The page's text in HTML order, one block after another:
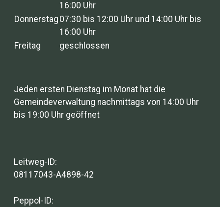
16:00 Uhr
Donnerstag 07:30 bis 12:00 Uhr und 14:00 Uhr bis
16:00 Uhr
Freitag
geschlossen
Jeden ersten Dienstag im Monat hat die
Gemeindeverwaltung nachmittags von 14:00 Uhr
bis 19:00 Uhr geöffnet
Leitweg-ID:
08117043-A4898-42
Peppol-ID: